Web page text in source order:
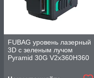
FUBAG уровень лазерный
3D с зеленым лучом
Pyramid 30G V2х360H360